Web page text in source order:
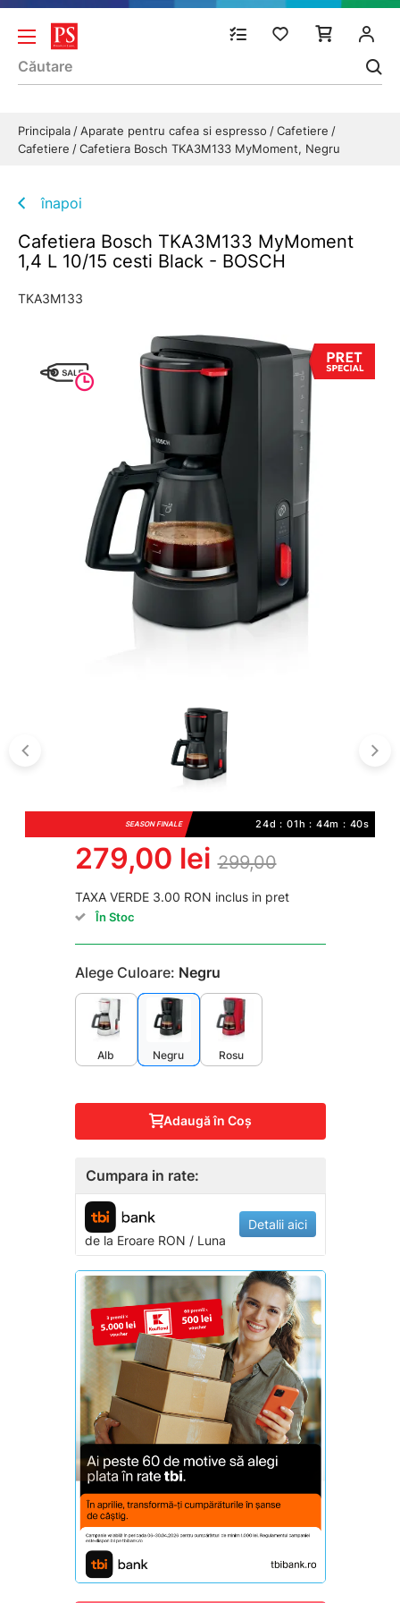
Principala Aparate pentru cafea si espresso
Cafetiere
Cafetiere
Cafetiera Bosch TKA3M133 MyMoment, Negru
înapoi
Cafetiera Bosch TKA3M133 MyMoment
1,4 L 10/15 cesti Black - BOSCH
TKA3M133
SEASON FINALE 24d : 01h : 44m : 39s
279,00 lei 299,00
TAXA VERDE 3.00 RON inclus in pret
În Stoc
Alege Culoare: Negru
Alb Negru Rosu
Adaugă în Coş
Cumpara in rate:
de la EroareRON / Luna
Detalii aici